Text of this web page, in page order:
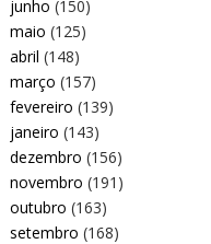
junho (150)
maio (125)
abril (148)
março (157)
fevereiro (139)
janeiro (143)
dezembro (156)
novembro (191)
outubro (163)
setembro (168)